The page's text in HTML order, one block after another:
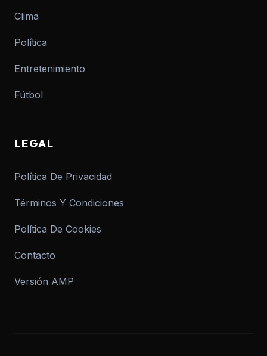
Clima
Política
Entretenimiento
Fútbol
LEGAL
Política De Privacidad
Términos Y Condiciones
Política De Cookies
Contacto
Versión AMP